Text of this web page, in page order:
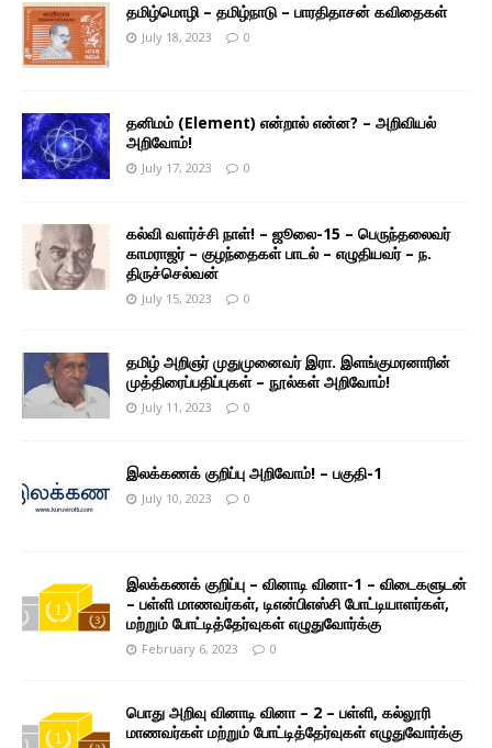
தமிழ்மொழி – தமிழ்நாடு – பாரதிதாசன் கவிதைகள்
July 18, 2023 0
தனிமம் (Element) என்றால் என்ன? – அறிவியல்
அறிவோம்!
July 17, 2023 0
கல்வி வளர்ச்சி நாள்! – ஜூலை-15 – பெருந்தலைவர்
காமராஜர் – குழந்தைகள் பாடல் – எழுதியவர் – ந.
திருச்செல்வன்
July 15, 2023 0
தமிழ் அறிஞர் முதுமுனைவர் இரா. இளங்குமரனாரின்
முத்திரைப்பதிப்புகள் – நூல்கள் அறிவோம்!
July 11, 2023 0
இலக்கணக் குறிப்பு அறிவோம்! – பகுதி-1
July 10, 2023 0
இலக்கணக் குறிப்பு – வினாடி வினா-1 – விடைகளுடன்
– பள்ளி மாணவர்கள், டிஎன்பிஎஸ்சி போட்டியாளர்கள்,
மற்றும் போட்டித்தேர்வுகள் எழுதுவோர்க்கு
February 6, 2023 0
பொது அறிவு வினாடி வினா – 2 – பள்ளி, கல்லூரி
மாணவர்கள் மற்றும் போட்டித்தேர்வுகள் எழுதுவோர்க்கு